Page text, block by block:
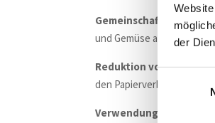
der
Gemeinschaftsgarten:
und Gemüse anbauen.
Reduktion von
den Papierverbrauch zu
Verwendung von